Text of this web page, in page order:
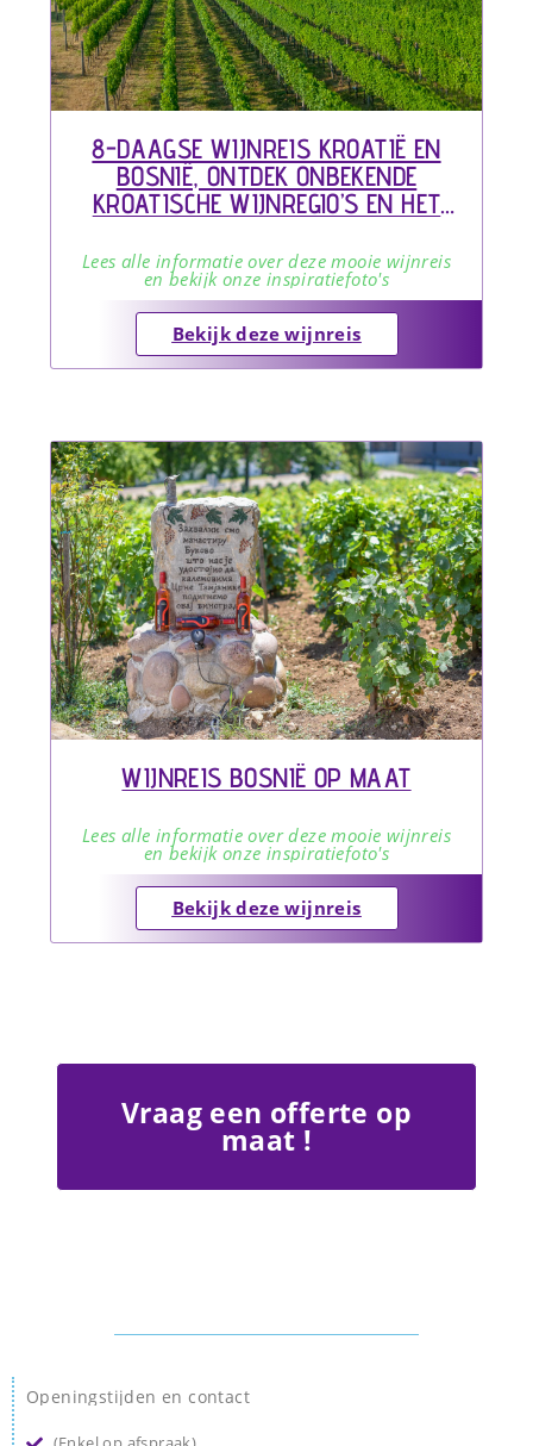
8-DAAGSE WIJNREIS KROATIË EN
BOSNIË, ONTDEK ONBEKENDE
KROATISCHE WIJNREGIO’S EN HET
Lees alle informatie over deze mooie wijnreis
en bekijk onze inspiratiefoto's
Bekijk deze wijnreis
WIJNREIS BOSNIË OP MAAT
Lees alle informatie over deze mooie wijnreis
en bekijk onze inspiratiefoto's
Bekijk deze wijnreis
Vraag een offerte op
maat !
Openingstijden en contact